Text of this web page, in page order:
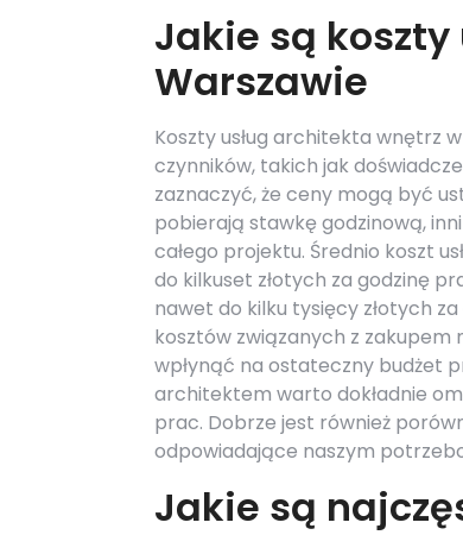
Jakie są
Warszawie
Koszty usług architekta wnętrz
czynników, takich jak
zaznaczyć, że ceny mogą być
pobierają stawkę godzinową,
całego projektu. Średnio koszt
do kilkuset złotych za godzinę
nawet do kilku tysięcy złotych
kosztów związanych z
wpłynąć na ostateczny budżet
architektem warto dokładnie
prac. Dobrze jest również
odpowiadające naszym
Jakie są